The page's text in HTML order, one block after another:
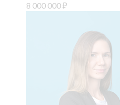
8 000 000₽